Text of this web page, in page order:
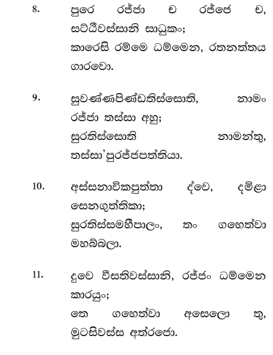
8.
පුරෙ රජ්ජා ච රජ්ජෙ ච,
සට්ඨීවස්සානි සාධුකං;
කාරෙසි රම්මෙ ධම්මෙන, රතනත්තය
ගාරවො.
9.
සුවණ්ණපිණ්ඩතිස්සොති, නාමං
රජ්ජා තස්සා අහු;
සුරතිස්සොති නාමන්තු,
තස්සා’පුරජ්ජපත්තියා.
10.
අස්සනාවිකපුත්තා ද්වෙ, දමිළා
සෙනගුත්තිකා;
සුරතිස්සමහීපාලං, තං ගහෙත්වා
මහබ්බලා.
11.
දුවෙ වීසතිවස්සානි, රජ්ජං ධම්මෙන
කාරයුං;
තෙ ගහෙත්වා අසෙලො තු,
මුටසිවස්ස අත්රජො.